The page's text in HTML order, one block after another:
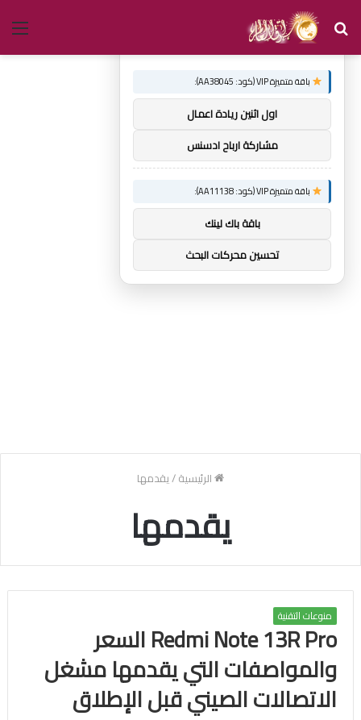
بحث
عن
الرئيسية/يقدمها
يقدمها
منوعات التقنية
Redmi Note 13R Pro السعر
والمواصفات التي يقدمها مشغل
الاتصالات الصيني قبل الإطلاق
توصيات :
باقة متميزة VIP (كود: AA38045):
اول اثنين ريادة اعمال
مشاركة ارباح ادسنس
باقة متميزة VIP (كود: AA11138):
باقة باك لينك
تحسين محركات البحث